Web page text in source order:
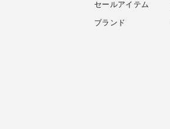
セールアイテム
ブランド